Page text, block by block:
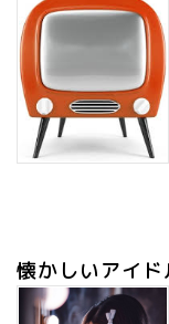
懐かしいアイド